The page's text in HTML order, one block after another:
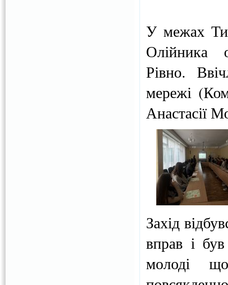
У межах
Олійника
Рівно.
мережі
Анастасії
Захід
вправ і
молоді